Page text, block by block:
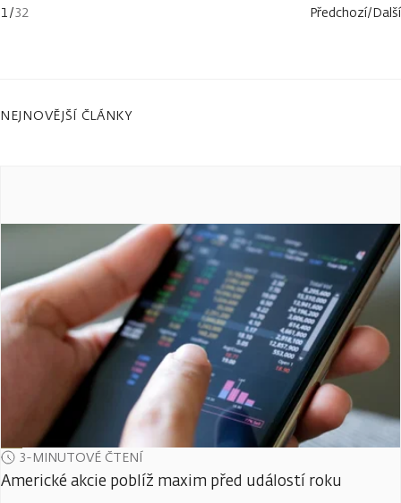
1 /32 Předchozí/Další
NEJNOVĚJŠÍ ČLÁNKY
3-MINUTOVÉ ČTENÍ
Americké akcie poblíž maxim před událostí roku